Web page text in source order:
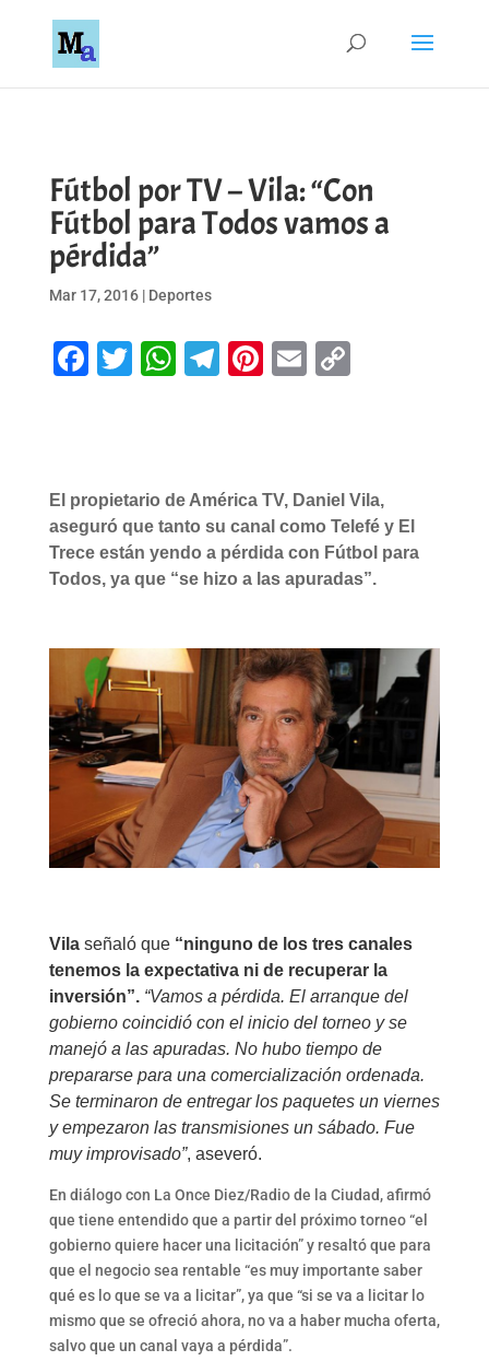
Fútbol por TV – Vila: “Con
Fútbol para Todos vamos a
pérdida”
Mar 17, 2016| Deportes
Facebook
Twitter
WhatsApp
Telegram
Pinterest
EmailCopy
El propietario de América TV, Daniel Vila,
aseguró que tanto su canal como Telefé y El
Trece están yendo a pérdida con Fútbol para
Todos, ya que “se hizo a las apuradas”.
Vila señaló que“ninguno de los tres canales
tenemos la expectativa ni de recuperar la
inversión”. “Vamos a pérdida. El arranque del
gobierno coincidió con el inicio del torneo y se
manejó a las apuradas. No hubo tiempo de
prepararse para una comercialización ordenada.
Se terminaron de entregar los paquetes un viernes
y empezaron las transmisiones un sábado. Fue
muy improvisado”, aseveró.
En diálogo con La Once Diez/Radio de la Ciudad, afirmó
que tiene entendido que a partir del próximo torneo “el
gobierno quiere hacer una licitación” y resaltó que para
que el negocio sea rentable “es muy importante saber
qué es lo que se va a licitar”, ya que “si se va a licitar lo
mismo que se ofreció ahora, no va a haber mucha oferta,
salvo que un canal vaya a pérdida”.